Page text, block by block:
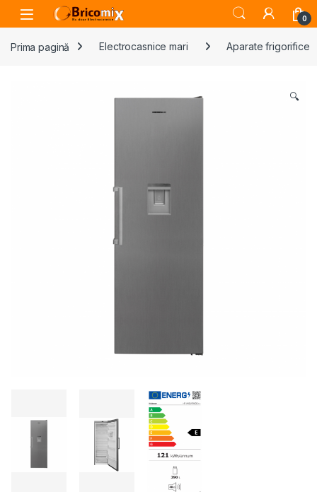
Skip to navigation
Skip to content
Open 0
Prima pagină Electrocasnice mari Aparate frigorifice
🔍